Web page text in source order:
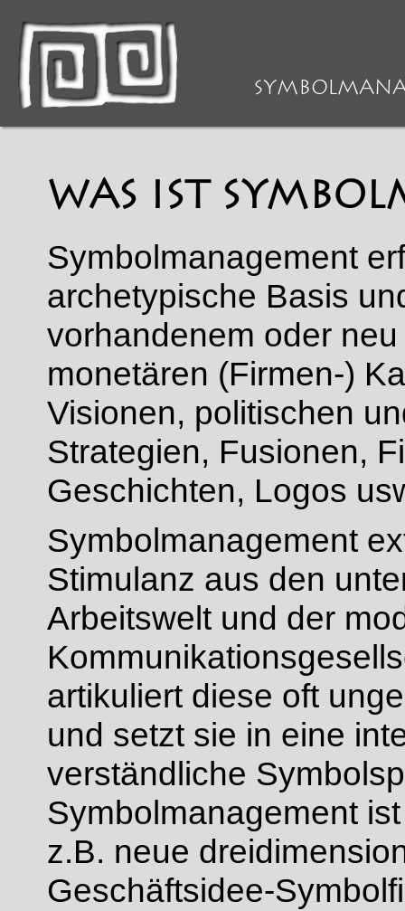
WAS IST
Symbolmanagement
archetypische Basis
vorhandenem oder
monetären (Firmen-)
Visionen, politischen
Strategien, Fusionen,
Geschichten, Logos
Symbolmanagement
Stimulanz aus den
Arbeitswelt und der
artikuliert diese oft
und setzt sie in eine
verständliche
Symbolmanagement
z.B. neue
Geschäftsidee-
>DEFINITION